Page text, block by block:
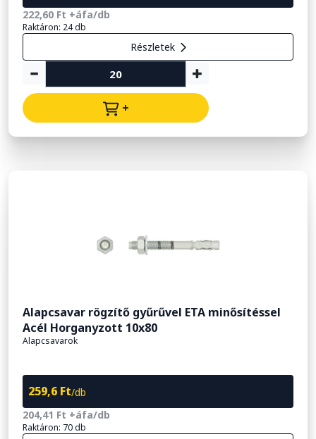
222,60 Ft +áfa/db
Raktáron: 24 db
Részletek
+
Alapcsavar rögzítő gyűrűvel ETA minősítéssel
Acél Horganyzott 10x80
Alapcsavarok
259,6 Ft/db
204,41 Ft +áfa/db
Raktáron: 70 db